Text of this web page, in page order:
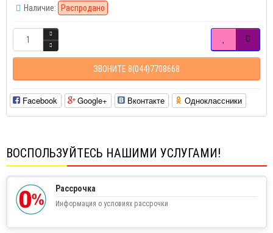
Наличие: Распродано
ЗВОНИТЕ 8(044)7708668
Facebook Google+ Вконтакте Одноклассники
ВОСПОЛЬЗУЙТЕСЬ НАШИМИ УСЛУГАМИ!
Рассрочка
Информация о условиях рассрочки